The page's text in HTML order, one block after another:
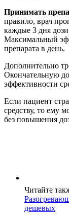
Принимать
правило, врач
каждые 3 дня
Максимальный
препарата в день.
Дополнительно
Окончательную
эффективности
Если пациент
средству, то ему
без повышения
Читайте
дешевых